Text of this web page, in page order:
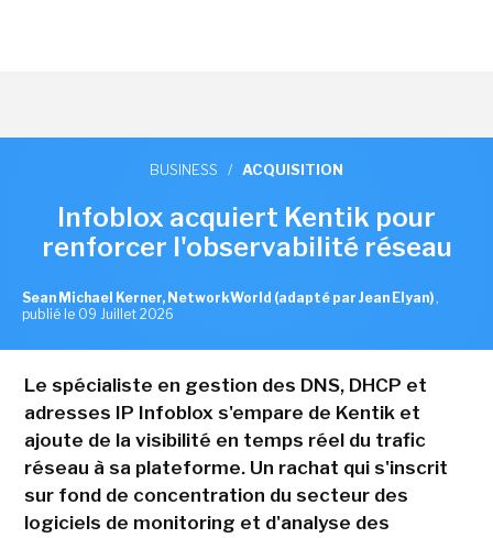
BUSINESS / ACQUISITION
Infoblox acquiert Kentik pour
renforcer l'observabilité réseau
Sean Michael Kerner, NetworkWorld (adapté par Jean Elyan) ,
publié le 09 Juillet 2026
Le spécialiste en gestion des DNS, DHCP et
adresses IP Infoblox s'empare de Kentik et
ajoute de la visibilité en temps réel du trafic
réseau à sa plateforme. Un rachat qui s'inscrit
sur fond de concentration du secteur des
logiciels de monitoring et d'analyse des